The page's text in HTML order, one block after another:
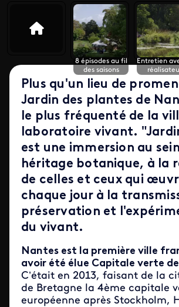
8 épisodes au fil
des saisons
Entretien
Plus qu'un lieu de
Jardin des plantes de
le plus fréquenté de la
laboratoire vivant.
est une immersion au
héritage botanique, à la
de celles et ceux qui
chaque jour à la
préservation et
du vivant.
Nantes est la première ville
avoir été élue Capitale verte de
C’était en 2013, faisant de la
de Bretagne la 4ème capitale
européenne après Stockholm,